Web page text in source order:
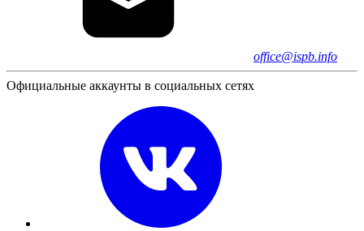
office@ispb.info
Официальные аккаунты в социальных сетях